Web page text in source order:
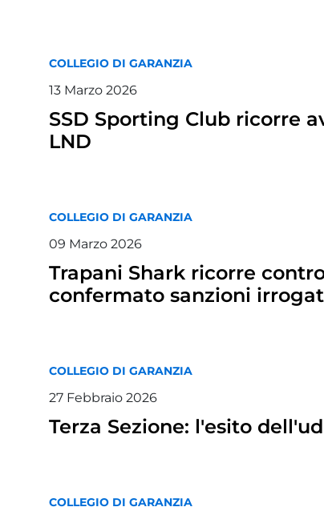
COLLEGIO DI GARANZIA
13 Marzo 2026
SSD Sporting Club ricorre
LND
COLLEGIO DI GARANZIA
09 Marzo 2026
Trapani Shark ricorre
confermato sanzioni
COLLEGIO DI GARANZIA
27 Febbraio 2026
Terza Sezione: l'esito
COLLEGIO DI GARANZIA